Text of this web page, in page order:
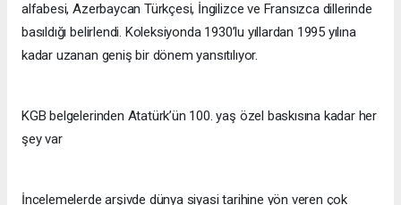
alfabesi, Azerbaycan Türkçesi, İngilizce ve Fransızca dillerinde
basıldığı belirlendi. Koleksiyonda 1930’lu yıllardan 1995 yılına
kadar uzanan geniş bir dönem yansıtılıyor.
KGB belgelerinden Atatürk’ün 100. yaş özel baskısına kadar her
şey var
İncelemelerde arşivde dünya siyasi tarihine yön veren çok